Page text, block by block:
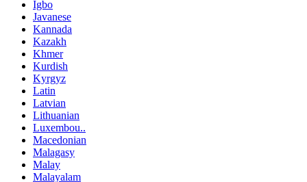
Igbo
Javanese
Kannada
Kazakh
Khmer
Kurdish
Kyrgyz
Latin
Latvian
Lithuanian
Luxembou..
Macedonian
Malagasy
Malay
Malayalam